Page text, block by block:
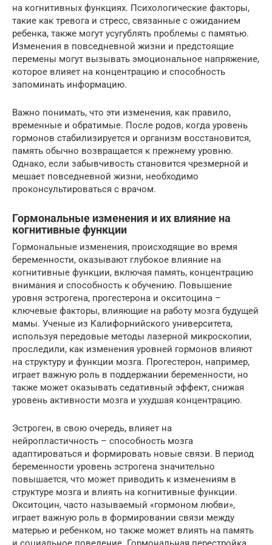
на когнитивных функциях. Психологические факторы,
такие как тревога и стресс, связанные с ожиданием
ребенка, также могут усугублять проблемы с памятью.
Изменения в повседневной жизни и предстоящие
перемены могут вызывать эмоциональное напряжение,
которое влияет на концентрацию и способность
запоминать информацию.
Важно понимать, что эти изменения, как правило,
временные и обратимые. После родов, когда уровень
гормонов стабилизируется и организм восстановится,
память обычно возвращается к прежнему уровню.
Однако, если забывчивость становится чрезмерной и
мешает повседневной жизни, необходимо
проконсультироваться с врачом.
Гормональные изменения и их влияние на
когнитивные функции
Гормональные изменения, происходящие во время
беременности, оказывают глубокое влияние на
когнитивные функции, включая память, концентрацию
внимания и способность к обучению. Повышение
уровня эстрогена, прогестерона и окситоцина –
ключевые факторы, влияющие на работу мозга будущей
мамы. Ученые из Калифорнийского университета,
используя передовые методы лазерной микроскопии,
проследили, как изменения уровней гормонов влияют
на структуру и функции мозга. Прогестерон, например,
играет важную роль в поддержании беременности, но
также может оказывать седативный эффект, снижая
уровень активности мозга и ухудшая концентрацию.
Эстроген, в свою очередь, влияет на
нейропластичность – способность мозга
адаптироваться и формировать новые связи. В период
беременности уровень эстрогена значительно
повышается, что может приводить к изменениям в
структуре мозга и влиять на когнитивные функции.
Окситоцин, часто называемый «гормоном любви»,
играет важную роль в формировании связи между
матерью и ребенком, но также может влиять на память